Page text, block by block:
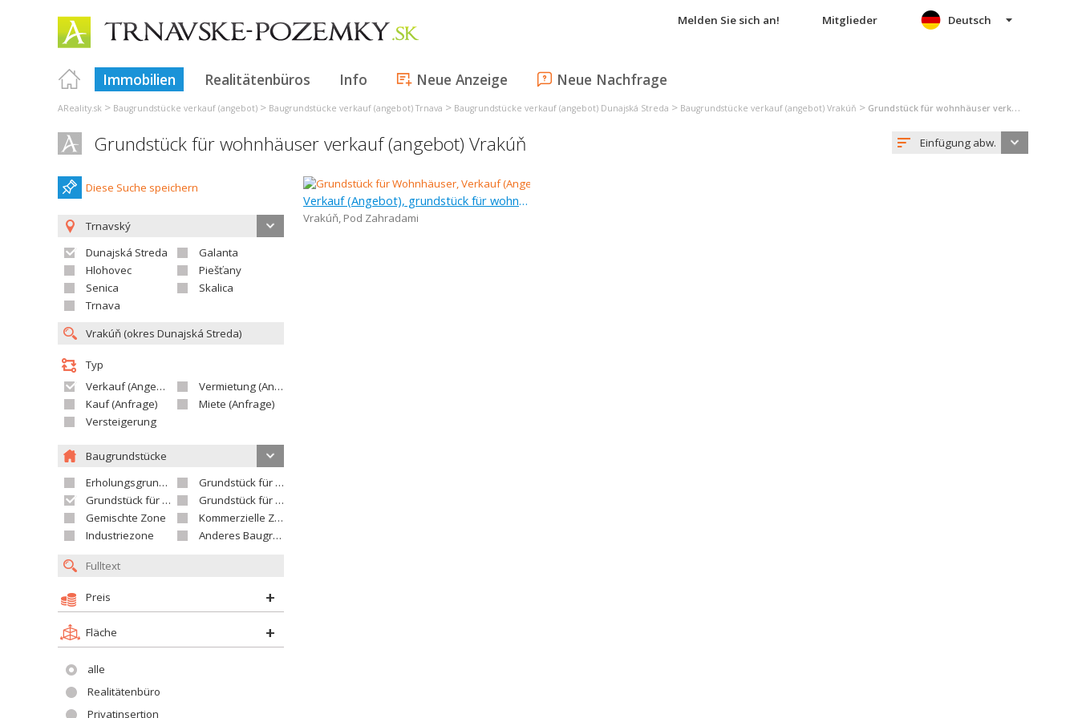
Melden Sie sich an! Mitglieder
Immobilien Realitätenbüros Info Neue Anzeige Neue Nachfrage
Deutsch
AReality.sk > Baugrundstücke verkauf (angebot) > Baugrundstücke verkauf (angebot) Trnava > Baugrundstücke verkauf (angebot) Dunajská Streda > Baugrundstücke verkauf (angebot) Vrakúň > Grundstück für wohnhäuser verkauf (angebot) Vrakúň
Grundstück für wohnhäuser verkauf (angebot) Vrakúň Einfügung abw.
Diese Suche speichern
Trnavský
Dunajská Streda
Galanta
Hlohovec
Piešťany
Senica
Skalica
Trnava
Typ
Verkauf (Angebot)
Vermietung (Angebot)
Kauf (Anfrage)
Miete (Anfrage)
Versteigerung
Baugrundstücke
Erholungsgrundstück
Grundstück für Einfamilienhäuser
Grundstück für Wohnhäuser
Grundstück für Versorgungseinrichtungen
Gemischte Zone
Kommerzielle Zone
Industriezone
Anderes Baugrundstück
Preis
Fläche
alle
Realitätenbüro
Privatinsertion
Verkauf (Angebot), grundstück für wohnhäuser, 5 962 m
Vrakúň, Pod Zahradami